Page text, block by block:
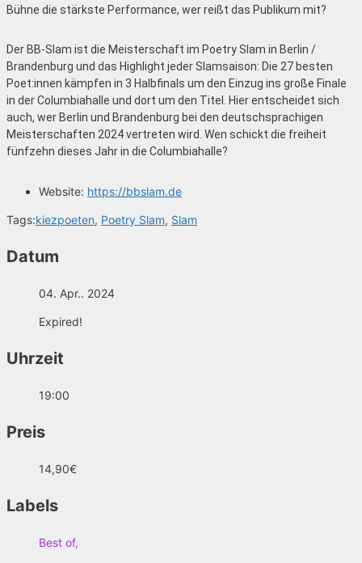
Bühne die stärkste Performance, wer reißt das Publikum mit?
Der BB-Slam ist die Meisterschaft im Poetry Slam in Berlin /
Brandenburg und das Highlight jeder Slamsaison: Die 27 besten
Poet:innen kämpfen in 3 Halbfinals um den Einzug ins große Finale
in der Columbiahalle und dort um den Titel. Hier entscheidet sich
auch, wer Berlin und Brandenburg bei den deutschsprachigen
Meisterschaften 2024 vertreten wird. Wen schickt die freiheit
fünfzehn dieses Jahr in die Columbiahalle?
Website: https://bbslam.de
Tags:kiezpoeten, Poetry Slam, Slam
Datum
04. Apr.. 2024
Expired!
Uhrzeit
19:00
Preis
14,90€
Labels
Best of,